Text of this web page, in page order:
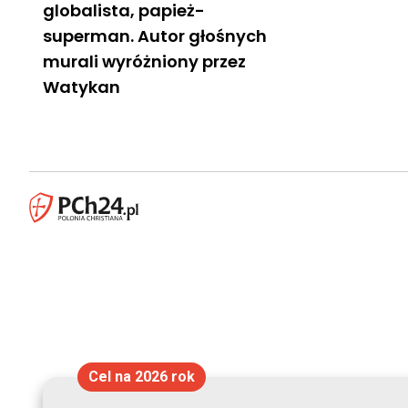
globalista, papież-
superman. Autor głośnych
murali wyróżniony przez
Watykan
Cel na 2026 rok